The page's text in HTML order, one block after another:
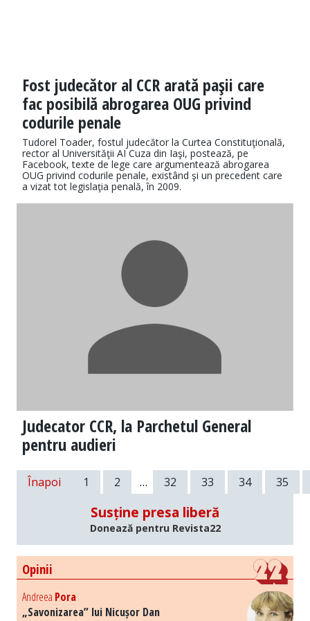
Fost judecător al CCR arată paşii care
fac posibilă abrogarea OUG privind
codurile penale
Tudorel Toader, fostul judecător la Curtea Constituţională,
rector al Universităţii AI Cuza din Iaşi, postează, pe
Facebook, texte de lege care argumentează abrogarea
OUG privind codurile penale, existând şi un precedent care
a vizat tot legislaţia penală, în 2009.
Judecator CCR, la Parchetul General
pentru audieri
Înapoi 1 2 … 32 33 34 35
Susține presa liberă
Donează pentru Revista22
Opinii
Andreea Pora
„Savonizarea” lui Nicușor Dan